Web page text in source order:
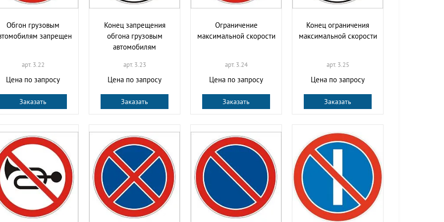
Обгон грузовым
запрещен
арт. 3.22
Цена по запросу
Заказать
Конец запрещения
обгона грузовым
автомобилям
арт. 3.23
Цена по запросу
Заказать
Ограничение
максимальной скорости
арт. 3.24
Цена по запросу
Заказать
Конец ограничения
максимальной скорости
арт. 3.25
Цена по запросу
Заказать